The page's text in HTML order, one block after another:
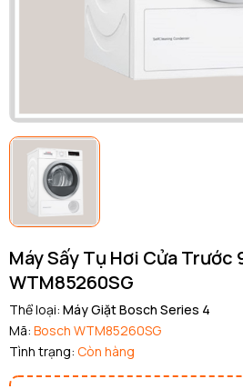
Máy Sấy Tụ Hơi Cửa Trước
WTM85260SG
Thể loại: Máy Giặt Bosch Series 4
Mã: Bosch WTM85260SG
Tình trạng: Còn hàng
THANH TOÁN